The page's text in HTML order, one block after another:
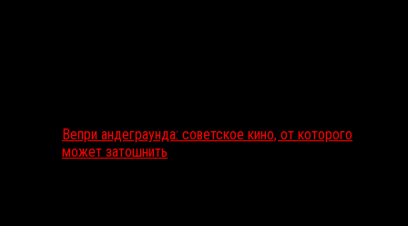
Вепри андеграунда: советское кино, от которого
может затошнить